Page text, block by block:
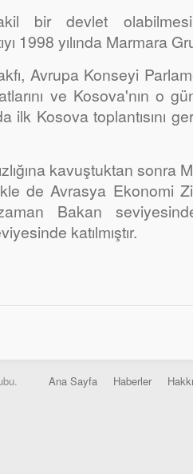
bir devlet
1998 yılında Marmara
Avrupa Konseyi
ve Kosova'nın o
ilk Kosova toplantısını
kavuştuktan sonra
de Avrasya Ekonomi
Bakan
katılmıştır.
Ana Sayfa Haberler